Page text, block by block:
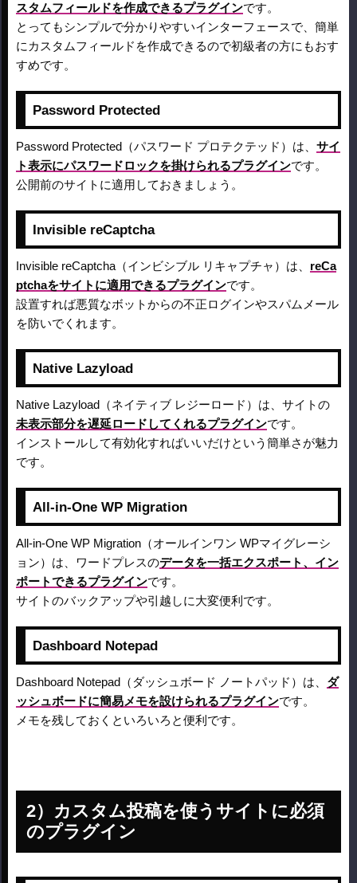
スタムフィールドを作成できるプラグインです。
とってもシンプルで分かりやすいインターフェースで、簡単
にカスタムフィールドを作成できるので初級者の方にもおす
すめです。
Password Protected
Password Protected（パスワード プロテクテッド）は、 サイ
ト表示にパスワードロックを掛けられるプラグインです。
公開前のサイトに適用しておきましょう。
Invisible reCaptcha
Invisible reCaptcha（インビシブル リキャプチャ）は、 reCa
ptchaをサイトに適用できるプラグインです。
設置すれば悪質なボットからの不正ログインやスパムメール
を防いでくれます。
Native Lazyload
Native Lazyload（ネイティブ レジーロード）は、サイトの
未表示部分を遅延ロードしてくれるプラグインです。
インストールして有効化すればいいだけという簡単さが魅力
です。
All-in-One WP Migration
All-in-One WP Migration（オールインワン WPマイグレーシ
ョン）は、ワードプレスのデータを一括エクスポート、イン
ポートできるプラグインです。
サイトのバックアップや引越しに大変便利です。
Dashboard Notepad
Dashboard Notepad（ダッシュボード ノートパッド）は、 ダ
ッシュボードに簡易メモを設けられるプラグインです。
メモを残しておくといろいろと便利です。
カスタム投稿を使うサイトに必須
のプラグイン